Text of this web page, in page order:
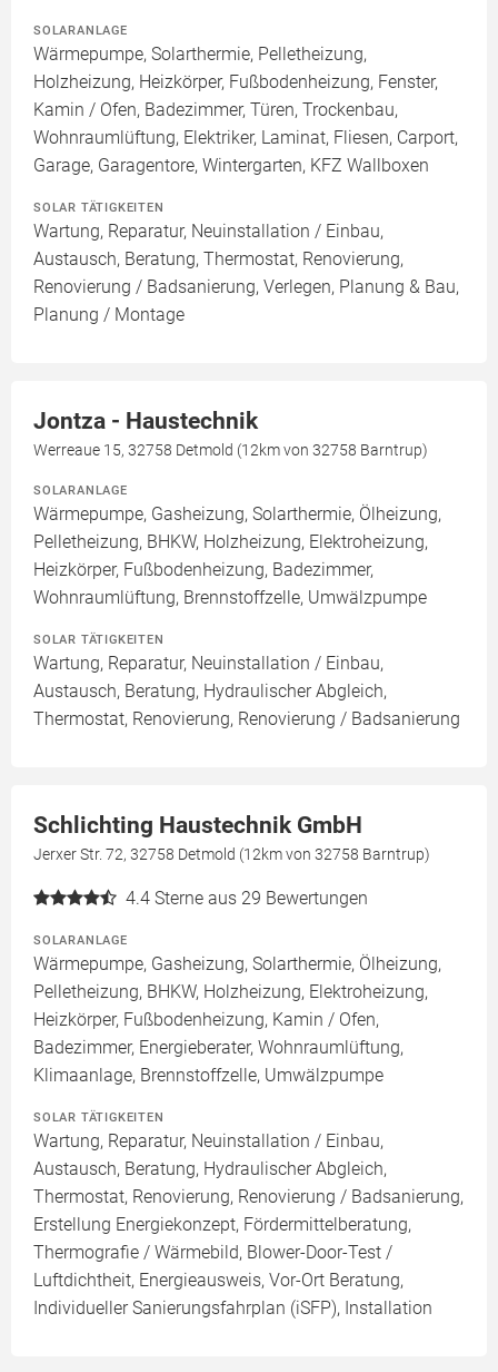
SOLARANLAGE
Wärmepumpe, Solarthermie, Pelletheizung,
Holzheizung, Heizkörper, Fußbodenheizung, Fenster,
Kamin / Ofen, Badezimmer, Türen, Trockenbau,
Wohnraumlüftung, Elektriker, Laminat, Fliesen, Carport,
Garage, Garagentore, Wintergarten, KFZ Wallboxen
SOLAR TÄTIGKEITEN
Wartung, Reparatur, Neuinstallation / Einbau,
Austausch, Beratung, Thermostat, Renovierung,
Renovierung / Badsanierung, Verlegen, Planung & Bau,
Planung / Montage
Jontza - Haustechnik
Werreaue 15, 32758 Detmold (12km von 32758 Barntrup)
SOLARANLAGE
Wärmepumpe, Gasheizung, Solarthermie, Ölheizung,
Pelletheizung, BHKW, Holzheizung, Elektroheizung,
Heizkörper, Fußbodenheizung, Badezimmer,
Wohnraumlüftung, Brennstoffzelle, Umwälzpumpe
SOLAR TÄTIGKEITEN
Wartung, Reparatur, Neuinstallation / Einbau,
Austausch, Beratung, Hydraulischer Abgleich,
Thermostat, Renovierung, Renovierung / Badsanierung
Schlichting Haustechnik GmbH
Jerxer Str. 72, 32758 Detmold (12km von 32758 Barntrup)
4.4 Sterne aus 29 Bewertungen
SOLARANLAGE
Wärmepumpe, Gasheizung, Solarthermie, Ölheizung,
Pelletheizung, BHKW, Holzheizung, Elektroheizung,
Heizkörper, Fußbodenheizung, Kamin / Ofen,
Badezimmer, Energieberater, Wohnraumlüftung,
Klimaanlage, Brennstoffzelle, Umwälzpumpe
SOLAR TÄTIGKEITEN
Wartung, Reparatur, Neuinstallation / Einbau,
Austausch, Beratung, Hydraulischer Abgleich,
Thermostat, Renovierung, Renovierung / Badsanierung,
Erstellung Energiekonzept, Fördermittelberatung,
Thermografie / Wärmebild, Blower-Door-Test /
Luftdichtheit, Energieausweis, Vor-Ort Beratung,
Individueller Sanierungsfahrplan (iSFP), Installation